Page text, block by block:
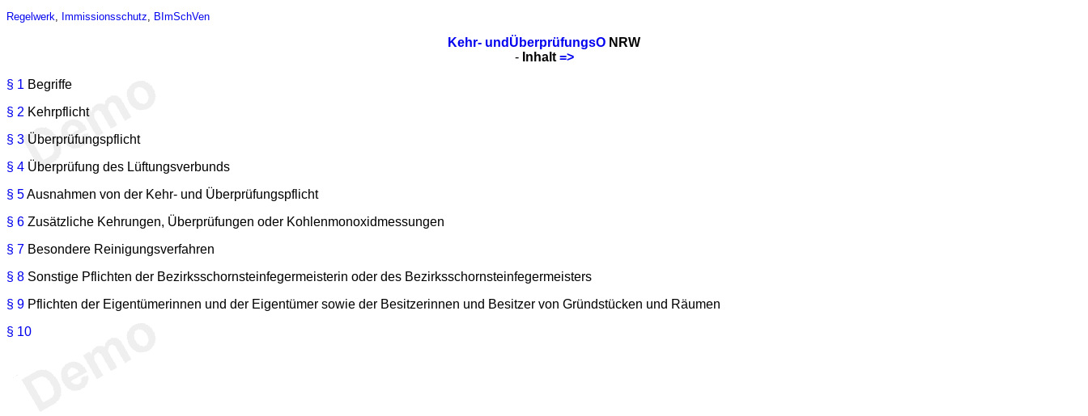
Regelwerk Immissionsschutz BImSchVen
Kehr- undÜberprüfungsO NRW
- Inhalt =>
§ 1 Begriffe
§ 2 Kehrpflicht
§ 3 Überprüfungspflicht
§ 4 Überprüfung des Lüftungsverbunds
§ 5Ausnahmen von der Kehr- und Überprüfungspflicht
§ 6 Zusätzliche Kehrungen, Überprüfungen oder Kohlenmonoxidmessungen
§ 7 Besondere Reinigungsverfahren
§ 8 Sonstige Pflichten der Bezirksschornsteinfegermeisterin oder des Bezirksschornsteinfegermeisters
§ 9 Pflichten der Eigentümerinnen und der Eigentümer sowie der Besitzerinnen und Besitzer von Gründstücken und Räumen
§ 10